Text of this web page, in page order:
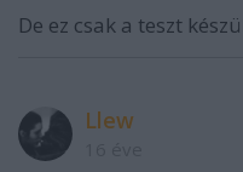
De ez csak a teszt
Llew